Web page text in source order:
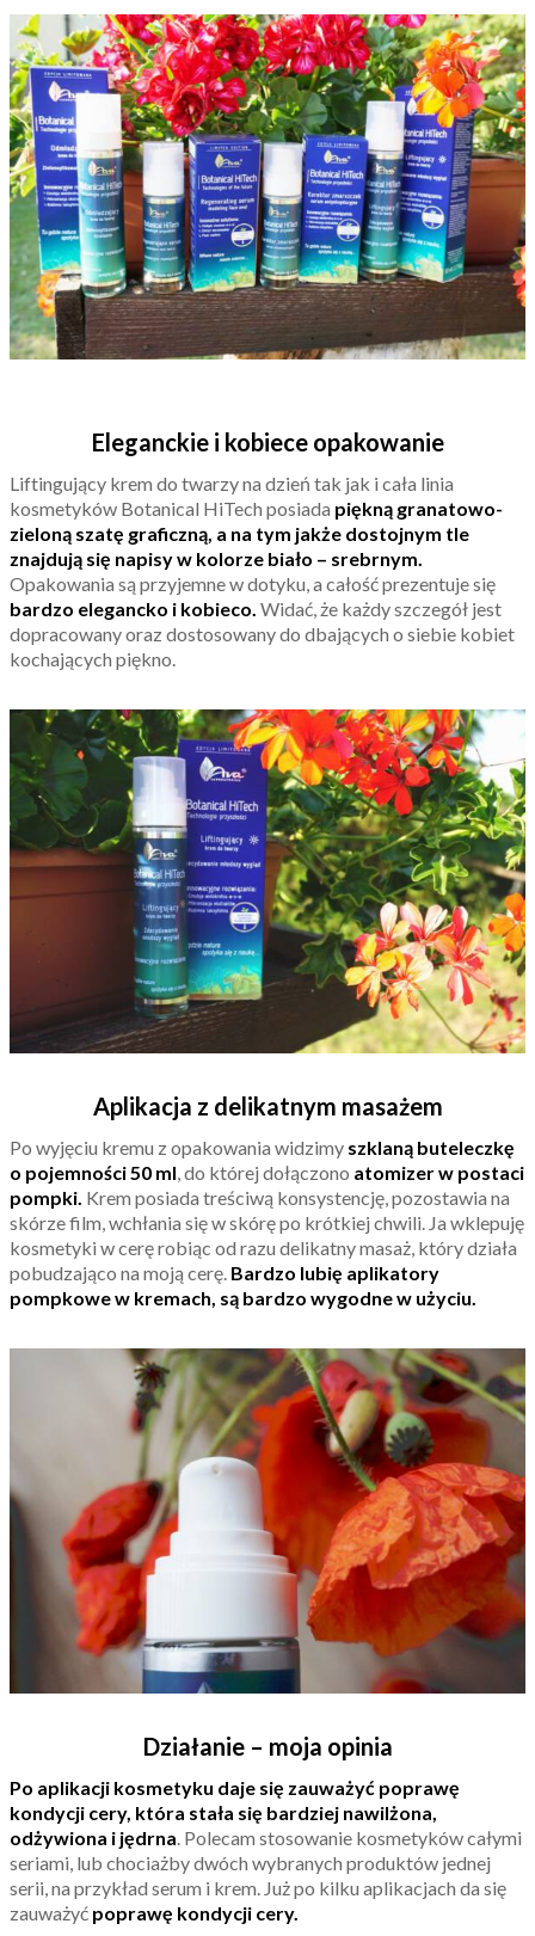
Eleganckie i kobiece opakowanie
Liftingujący krem do twarzy na dzień tak jak i cała linia
kosmetyków Botanical HiTech posiada piękną granatowo-
zieloną szatę graficzną, a na tym jakże dostojnym tle
znajdują się napisy w kolorze biało – srebrnym.
Opakowania są przyjemne w dotyku, a całość prezentuje się
bardzo elegancko i kobieco. Widać, że każdy szczegół jest
dopracowany oraz dostosowany do dbających o siebie kobiet
kochających piękno.
Aplikacja z delikatnym masażem
Po wyjęciu kremu z opakowania widzimy szklaną buteleczkę
o pojemności 50 ml, do której dołączono atomizer w postaci
pompki. Krem posiada treściwą konsystencję, pozostawia na
skórze film, wchłania się w skórę po krótkiej chwili. Ja wklepuję
kosmetyki w cerę robiąc od razu delikatny masaż, który działa
pobudzająco na moją cerę. Bardzo lubię aplikatory
pompkowe w kremach, są bardzo wygodne w użyciu.
Działanie – moja opinia
Po aplikacji kosmetyku daje się zauważyć poprawę
kondycji cery, która stała się bardziej nawilżona,
odżywiona i jędrna. Polecam stosowanie kosmetyków całymi
seriami, lub chociażby dwóch wybranych produktów jednej
serii, na przykład serum i krem. Już po kilku aplikacjach da się
zauważyć poprawę kondycji cery.